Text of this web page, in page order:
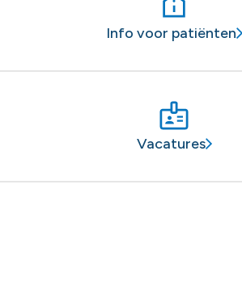
Info voor patiënten
Vacatures